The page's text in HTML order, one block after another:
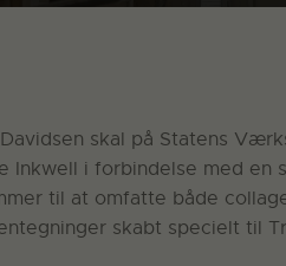
Davidsen skal på Statens
Inkwell i forbindelse med en
til at omfatte både
skabt specielt til